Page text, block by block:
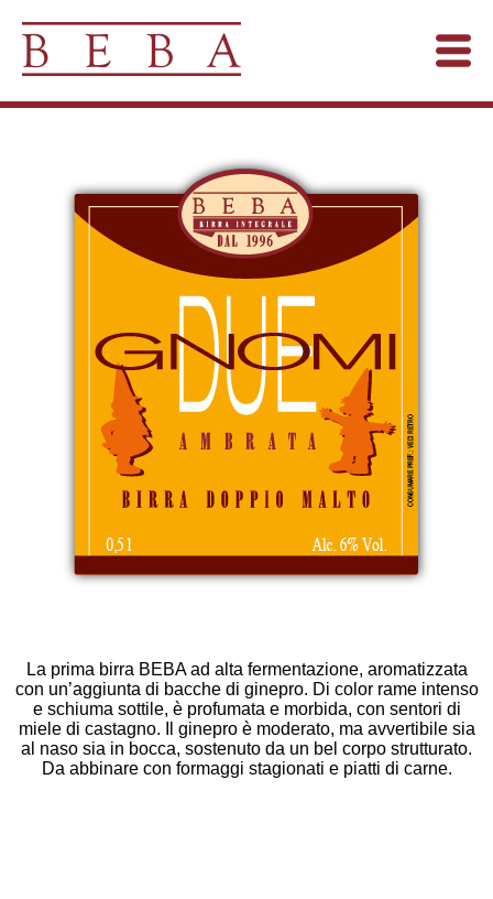
La prima birra BEBA ad alta fermentazione, aromatizzata
con un’aggiunta di bacche di ginepro. Di color rame intenso
e schiuma sottile, è profumata e morbida, con sentori di
miele di castagno. Il ginepro è moderato, ma avvertibile sia
al naso sia in bocca, sostenuto da un bel corpo strutturato.
Da abbinare con formaggi stagionati e piatti di carne.